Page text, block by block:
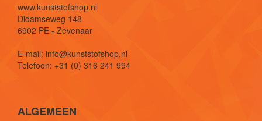
www.kunststofshop.nl
Didamseweg 148
6902 PE - Zevenaar
E-mail: info@kunststofshop.nl
Telefoon: +31 (0) 316 241 994
ALGEMEEN